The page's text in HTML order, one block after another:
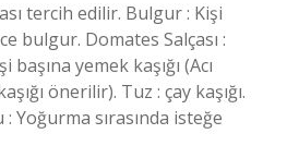
tercih edilir. Bulgur : Kişi
bulgur. Domates Salçası :
başına yemek kaşığı (Acı
önerilir). Tuz : çay kaşığı.
Yoğurma sırasında isteğe